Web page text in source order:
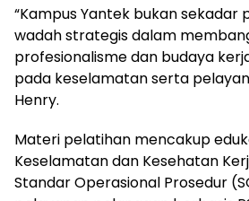
“Kampus Yantek bukan sekadar
wadah strategis dalam
profesionalisme dan budaya
pada keselamatan serta
Henry.
Materi pelatihan mencakup
Keselamatan dan Kesehatan
Standar Operasional Prosedur